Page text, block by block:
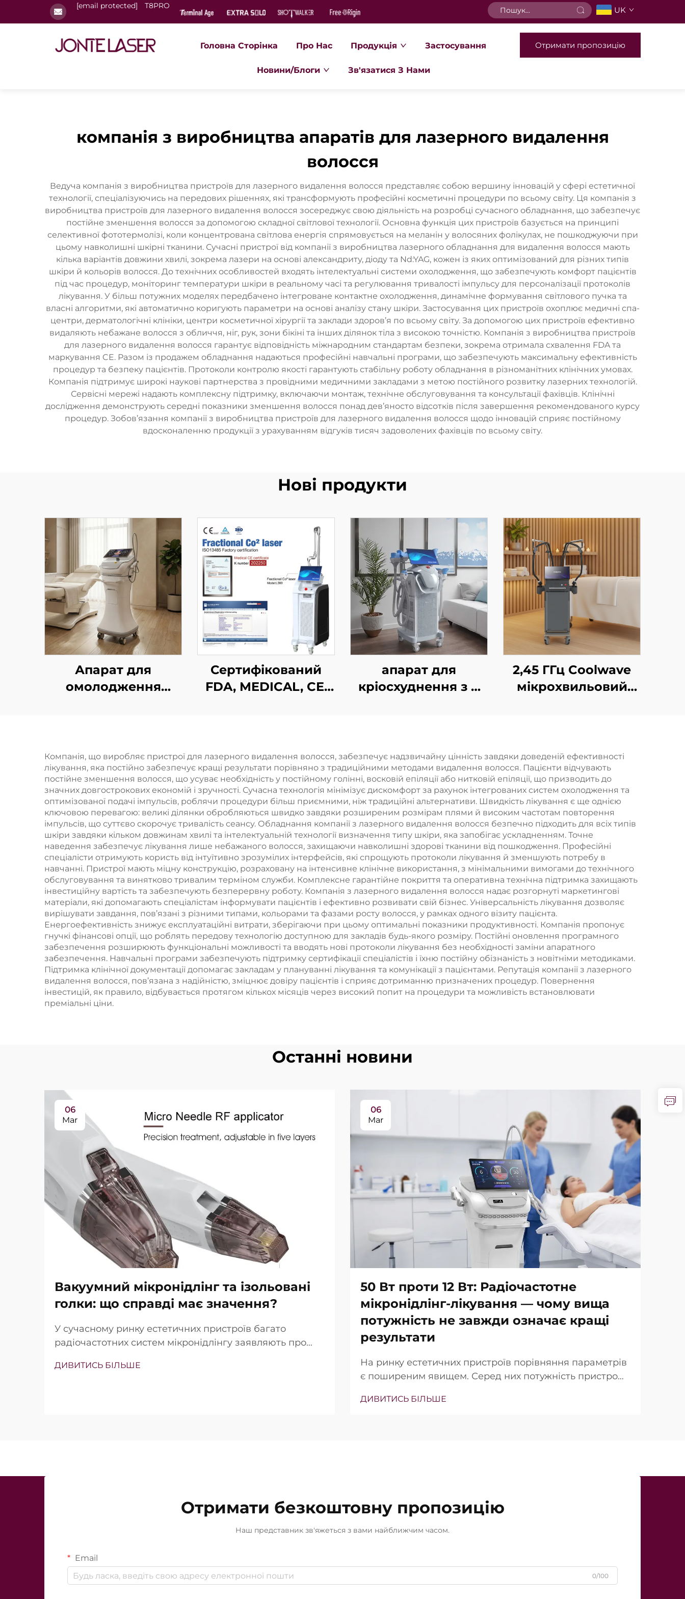
[email protected] T8PRO UK
Головна Сторінка Про Нас Продукція Застосування
Новини/Блоги Зв'язатися З Нами
Отримати пропозицію
компанія з виробництва апаратів для лазерного видалення
волосся
Ведуча компанія з виробництва пристроїв для лазерного видалення волосся представляє собою вершину інновацій у сфері естетичної
технології, спеціалізуючись на передових рішеннях, які трансформують професійні косметичні процедури по всьому світу. Ця компанія з
виробництва пристроїв для лазерного видалення волосся зосереджує свою діяльність на розробці сучасного обладнання, що забезпечує
постійне зменшення волосся за допомогою складної світлової технології. Основна функція цих пристроїв базується на принципі
селективної фототермолізі, коли концентрована світлова енергія спрямовується на меланін у волосяних фолікулах, не пошкоджуючи при
цьому навколишні шкірні тканини. Сучасні пристрої від компанії з виробництва лазерного обладнання для видалення волосся мають
кілька варіантів довжини хвилі, зокрема лазери на основі александриту, діоду та Nd:YAG, кожен із яких оптимізований для різних типів
шкіри й кольорів волосся. До технічних особливостей входять інтелектуальні системи охолодження, що забезпечують комфорт пацієнтів
під час процедур, моніторинг температури шкіри в реальному часі та регулювання тривалості імпульсу для персоналізації протоколів
лікування. У більш потужних моделях передбачено інтегроване контактне охолодження, динамічне формування світлового пучка та
власні алгоритми, які автоматично коригують параметри на основі аналізу стану шкіри. Застосування цих пристроїв охоплює медичні спа-
центри, дерматологічні клініки, центри косметичної хірургії та заклади здоров’я по всьому світу. За допомогою цих пристроїв ефективно
видаляють небажане волосся з обличчя, ніг, рук, зони бікіні та інших ділянок тіла з високою точністю. Компанія з виробництва пристроїв
для лазерного видалення волосся гарантує відповідність міжнародним стандартам безпеки, зокрема отримала схвалення FDA та
маркування CE. Разом із продажем обладнання надаються професійні навчальні програми, що забезпечують максимальну ефективність
процедур та безпеку пацієнтів. Протоколи контролю якості гарантують стабільну роботу обладнання в різноманітних клінічних умовах.
Компанія підтримує широкі наукові партнерства з провідними медичними закладами з метою постійного розвитку лазерних технологій.
Сервісні мережі надають комплексну підтримку, включаючи монтаж, технічне обслуговування та консультації фахівців. Клінічні
дослідження демонструють середні показники зменшення волосся понад дев’яносто відсотків після завершення рекомендованого курсу
процедур. Зобов’язання компанії з виробництва пристроїв для лазерного видалення волосся щодо інновацій сприяє постійному
вдосконаленню продукції з урахуванням відгуків тисяч задоволених фахівців по всьому світу.
Нові продукти
Апарат для
омолодження
частоти 1/2 МГц
Сертифікований
FDA, MEDICAL, CE,
апарат для
кріосхуднення з 4
технологія
охолодження на
360°, кріотерапія
для зниження ваги
та косметичних
процедур
2,45 ГГц Coolwave
мікрохвильовий
целюліту,
підтягування та
омолодження
шкіри обличчя за
допомогою
радіочастотної
терапії, а також для
схуднення та
зменшення об’ємів
тіла
Компанія, що виробляє пристрої для лазерного видалення волосся, забезпечує надзвичайну цінність завдяки доведеній ефективності
лікування, яка постійно забезпечує кращі результати порівняно з традиційними методами видалення волосся. Пацієнти відчувають
постійне зменшення волосся, що усуває необхідність у постійному голінні, восковій епіляції або нитковій епіляції, що призводить до
значних довгострокових економій і зручності. Сучасна технологія мінімізує дискомфорт за рахунок інтегрованих систем охолодження та
оптимізованої подачі імпульсів, роблячи процедури більш приємними, ніж традиційні альтернативи. Швидкість лікування є ще однією
ключовою перевагою: великі ділянки обробляються швидко завдяки розширеним розмірам плями й високим частотам повторення
імпульсів, що суттєво скорочує тривалість сеансу. Обладнання компанії з лазерного видалення волосся безпечно підходить для всіх типів
шкіри завдяки кільком довжинам хвилі та інтелектуальній технології визначення типу шкіри, яка запобігає ускладненням. Точне
наведення забезпечує лікування лише небажаного волосся, захищаючи навколишні здорові тканини від пошкодження. Професійні
спеціалісти отримують користь від інтуїтивно зрозумілих інтерфейсів, які спрощують протоколи лікування й зменшують потребу в
навчанні. Пристрої мають міцну конструкцію, розраховану на інтенсивне клінічне використання, з мінімальними вимогами до технічного
обслуговування та винятково тривалим терміном служби. Комплексне гарантійне покриття та оперативна технічна підтримка захищають
інвестиційну вартість та забезпечують безперервну роботу. Компанія з лазерного видалення волосся надає розгорнуті маркетингові
матеріали, які допомагають спеціалістам інформувати пацієнтів і ефективно розвивати свій бізнес. Універсальність лікування дозволяє
вирішувати завдання, пов’язані з різними типами, кольорами та фазами росту волосся, у рамках одного візиту пацієнта.
Енергоефективність знижує експлуатаційні витрати, зберігаючи при цьому оптимальні показники продуктивності. Компанія пропонує
гнучкі фінансові опції, що роблять передову технологію доступною для закладів будь-якого розміру. Постійні оновлення програмного
забезпечення розширюють функціональні можливості та вводять нові протоколи лікування без необхідності заміни апаратного
забезпечення. Навчальні програми забезпечують підтримку сертифікації спеціалістів і їхню постійну обізнаність з новітніми методиками.
Підтримка клінічної документації допомагає закладам у плануванні лікування та комунікації з пацієнтами. Репутація компанії з лазерного
видалення волосся, пов’язана з надійністю, зміцнює довіру пацієнтів і сприяє дотриманню призначених процедур. Повернення
інвестицій, як правило, відбувається протягом кількох місяців через високий попит на процедури та можливість встановлювати
преміальні ціни.
Останні новини
06
Mar
Вакуумний мікронідлінг та ізольовані
голки: що справді має значення?
У сучасному ринку естетичних пристроїв багато
радіочастотних систем мікронідлінгу заявляють про
Проте справжнє питання полягає не просто в тому, чи
ДИВИТИСЬ БІЛЬШЕ
06
Mar
50 Вт проти 12 Вт: Радіочастотне
мікронідлінг-лікування — чому вища
потужність не завжди означає кращі
результати
На ринку естетичних пристроїв порівняння параметрів
є поширеним явищем. Серед них потужність пристрою
продажу. Однак з клінічної точки зору реальність дещо
ДИВИТИСЬ БІЛЬШЕ
Отримати безкоштовну пропозицію
Наш представник зв'яжеться з вами найближчим часом.
Email
0/100